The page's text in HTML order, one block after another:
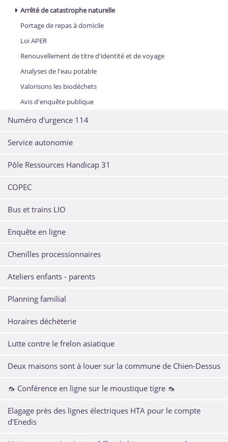
Arrêté de catastrophe naturelle
Portage de repas à domicile
Loi APER
Renouvellement de titre d'identité et de voyage
Analyses de l'eau potable
Valorisons les biodéchets
Avis d'enquête publique
Numéro d'urgence 114
Service autonomie
Pôle Ressources Handicap 31
COPEC
Bus et trains LIO
Enquête en ligne
Chenilles processionnaires
Ateliers enfants - parents
Planning familial
Horaires déchèterie
Lutte contre le frelon asiatique
Deux maisons sont à louer sur la commune de Chien-Dessus
🦟 Conférence en ligne sur le moustique tigre 🦟
Elagage près des lignes électriques HTA pour le compte
d'Enedis